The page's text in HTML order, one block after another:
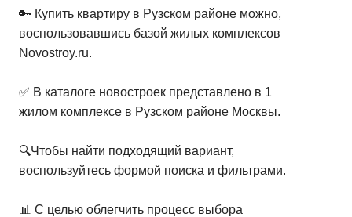
🔑 Купить квартиру в Рузском районе можно,
воспользовавшись базой жилых комплексов
Novostroy.ru.
✅ В каталоге новостроек представлено в 1
жилом комплексе в Рузском районе Москвы.
🔍Чтобы найти подходящий вариант,
воспользуйтесь формой поиска и фильтрами.
📊 С целью облегчить процесс выбора